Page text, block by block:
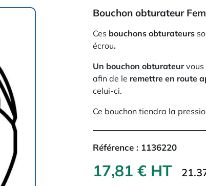
Bouchon obturateur
Ces bouchons obturateurs
écrou.
Un bouchon obturateurvous
afin de le remettre en route
celui-ci.
Ce bouchon tiendra la
Référence : 1136220
17,81 € HT